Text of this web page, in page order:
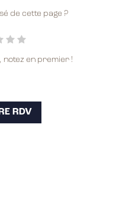
de cette page ?
notez en premier !
RDV